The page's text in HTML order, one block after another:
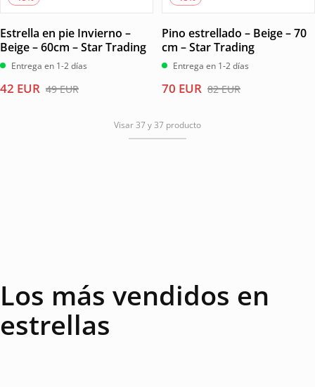
Estrella en pie Invierno –
Beige – 60cm – Star Trading
Entrega en 1-2 días
49EUR
El
42 EUR
El
Pino estrellado – Beige – 70
cm – Star Trading
Entrega en 1-2 días
82EUR
El
original
era:
70 EUR
El
actual
es:
Visar 37 y 37 producto
Los más vendidos en
estrellas